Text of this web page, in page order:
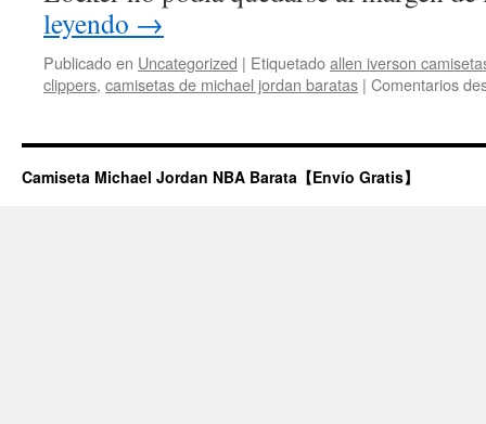
leyendo →
Publicado en Uncategorized | Etiquetadoallen iverson
clippers, camisetas de michael jordan baratas | Comentarios
Camiseta Michael Jordan NBA Barata【Envío Gratis】